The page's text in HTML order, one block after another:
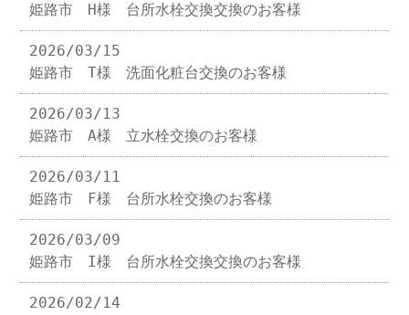
姫路市 H様 台所水栓交換交換のお客様
2026/03/15
姫路市 T様 洗面化粧台交換のお客様
2026/03/13
姫路市 A様 立水栓交換のお客様
2026/03/11
姫路市 F様 台所水栓交換のお客様
2026/03/09
姫路市 I様 台所水栓交換交換のお客様
2026/02/14